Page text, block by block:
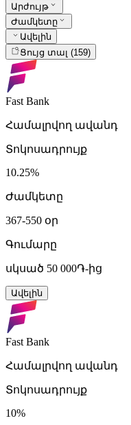
Արժույթ
Ժամկետը
Ավելին
Ցույց տալ (159)
Fast Bank
Համալրվող ավանդ
Տոկոսադրույք
10.25%
Ժամկետը
367-550 օր
Գումարը
սկսած 50 000֏-ից
Ավելին
Fast Bank
Համալրվող ավանդ
Տոկոսադրույք
10%